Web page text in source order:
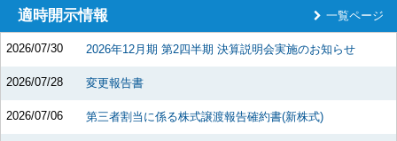
適時開示情報 一覧ページ
2026/07/30 2026年12月期 第2四半期 決算説明会実施のお知らせ
2026/07/28 変更報告書
2026/07/06 第三者割当に係る株式譲渡報告確約書(新株式)